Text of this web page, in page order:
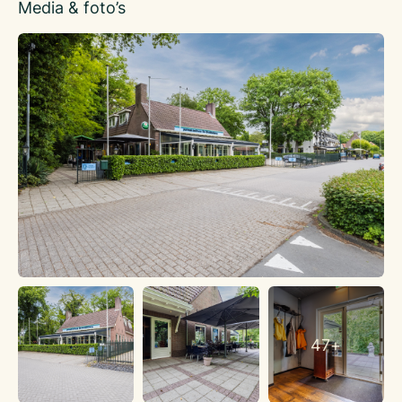
KADASTRALE GEGEVENS
Gemeente Rhenen, sectie E, nummer 3710, groot 473 m2.
LOCATIE EN SITUERING
Grebbeweg 101 in Rhenen is een strategische locatie aan de
oostzijde van Rhenen, gelegen in de provincie Utrecht.
Vandaag de dag is Grebbeweg 101 een levendige en goed te
bereiken locatie, met Ouwehands Dierenpark op nog geen 2
minuten lopen is dit een populaire bestemming voor zowel
locals als bezoekers die na een dagje Ouwehands Dierenpark
trek hebben gekregen in een pannenkoek.
DEMOGRAFISCHE GEGEVENS
Rhenen is een plaats in de gemeente Rhenen, gelegen in de
provincie Utrecht. In begin 2026 telde Rhenen 15.695
inwoners. Rhenen heeft ongeveer 6.610 huishoudens, er zijn
6.541 woning waarvan 63% bestaat uit koopwoningen. De
gemiddelde WOZ-waarde van een woning in Rhenen
bedraagt €451.117. Er zijn 2.275 bedrijfsvestigingen in Rhenen
geregistreerd waarvan 385 horecabedrijven.
BEREIKBAARHEID
Media & foto’s
47+